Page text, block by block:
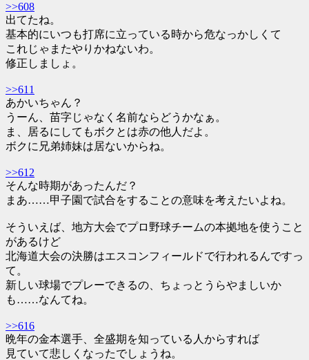
>>608
出てたね。
基本的にいつも打席に立っている時から危なっかしくて
これじゃまたやりかねないわ。
修正しましょ。
>>611
あかいちゃん？
うーん、苗字じゃなく名前ならどうかなぁ。
ま、居るにしてもボクとは赤の他人だよ。
ボクに兄弟姉妹は居ないからね。
>>612
そんな時期があったんだ？
まあ……甲子園で試合をすることの意味を考えたいよね。
そういえば、地方大会でプロ野球チームの本拠地を使うこと
があるけど
北海道大会の決勝はエスコンフィールドで行われるんですっ
て。
新しい球場でプレーできるの、ちょっとうらやましいか
も……なんてね。
>>616
晩年の金本選手、全盛期を知っている人からすれば
見ていて悲しくなったでしょうね。